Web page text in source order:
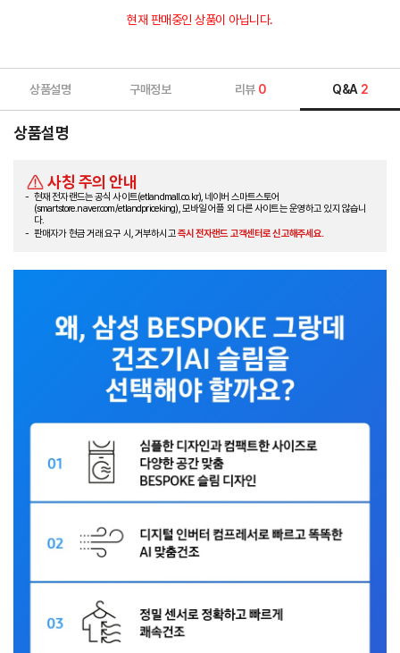
현재 판매중인 상품이 아닙니다.
상품설명 구매정보 리뷰 0 Q&A 2
상품설명
사칭 주의 안내
현재 전자랜드는 공식 사이트(etlandmall.co.kr), 네이버 스마트스토어
(smartstore.naver.com/etlandpriceking), 모바일 어플 외 다른 사이트는 운영하고 있지 않습니
다.
판매자가 현금 거래 요구 시, 거부하시고즉시 전자랜드 고객센터로 신고해주세요.